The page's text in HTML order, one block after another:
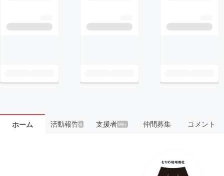
ホーム 活動報告6 支援者99+ 仲間募集 コメント